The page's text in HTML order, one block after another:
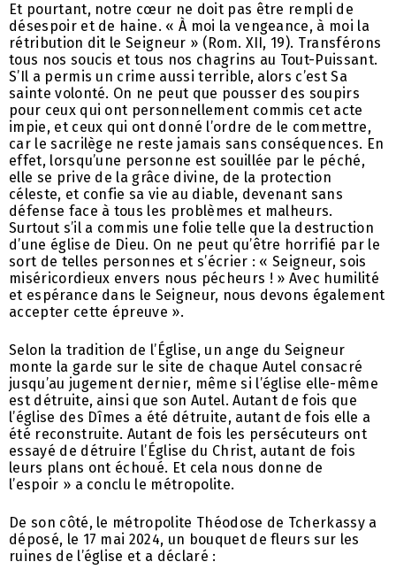
Et pourtant, notre cœur ne doit pas être rempli de
désespoir et de haine. « À moi la vengeance, à moi la
rétribution dit le Seigneur » (Rom. XII, 19). Transférons
tous nos soucis et tous nos chagrins au Tout-Puissant.
S’Il a permis un crime aussi terrible, alors c’est Sa
sainte volonté. On ne peut que pousser des soupirs
pour ceux qui ont personnellement commis cet acte
impie, et ceux qui ont donné l’ordre de le commettre,
car le sacrilège ne reste jamais sans conséquences. En
effet, lorsqu’une personne est souillée par le péché,
elle se prive de la grâce divine, de la protection
céleste, et confie sa vie au diable, devenant sans
défense face à tous les problèmes et malheurs.
Surtout s’il a commis une folie telle que la destruction
d’une église de Dieu. On ne peut qu’être horrifié par le
sort de telles personnes et s’écrier : « Seigneur, sois
miséricordieux envers nous pécheurs ! » Avec humilité
et espérance dans le Seigneur, nous devons également
accepter cette épreuve ».
Selon la tradition de l’Église, un ange du Seigneur
monte la garde sur le site de chaque Autel consacré
jusqu’au jugement dernier, même si l’église elle-même
est détruite, ainsi que son Autel. Autant de fois que
l’église des Dîmes a été détruite, autant de fois elle a
été reconstruite. Autant de fois les persécuteurs ont
essayé de détruire l’Église du Christ, autant de fois
leurs plans ont échoué. Et cela nous donne de
l’espoir » a conclu le métropolite.
De son côté, le métropolite Théodose de Tcherkassy a
déposé, le 17 mai 2024, un bouquet de fleurs sur les
ruines de l’église et a déclaré :